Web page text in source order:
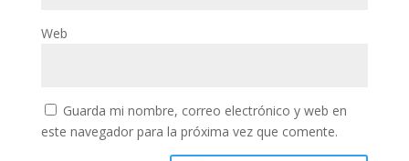
Web
Guarda mi nombre, correo electrónico y web en
este navegador para la próxima vez que comente.